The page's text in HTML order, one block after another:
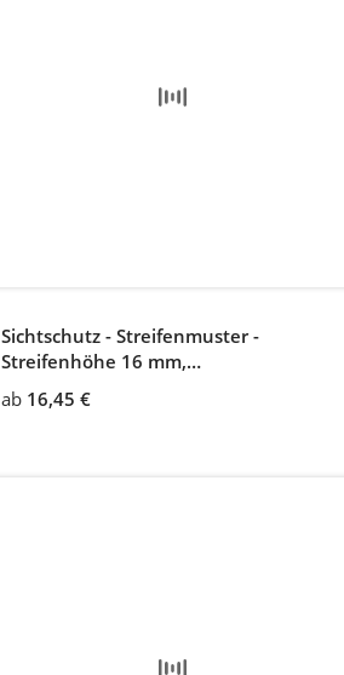
Sichtschutz - Streifenmuster -
Streifenhöhe 16 mm,
Zwischenabstand 4 mm
ab 16,45 €